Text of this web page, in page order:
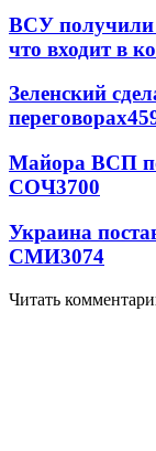
ВСУ получили
что входит в
Зеленский
переговорах
Майора ВСП
СОЧ3700
Украина
СМИ3074
Читать